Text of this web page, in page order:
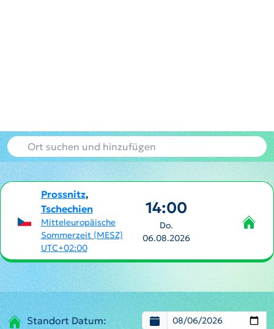
Prossnitz,
Tschechien
Mitteleuropäische
Sommerzeit (MESZ)
UTC+02:00
14:00
Do.
06.08.2026
Standort Datum: